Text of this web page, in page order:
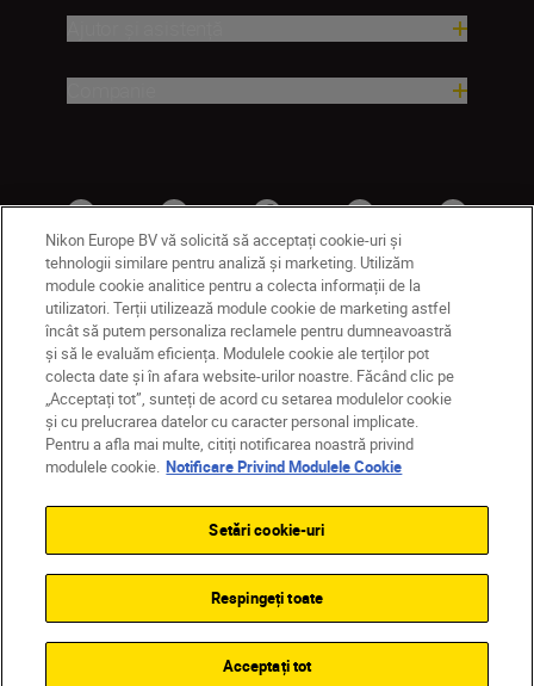
RO Nikon Sites
Contactaţi-ne
Politică de confidențialitate
Termeni de utilizare
Notificare privind modulele cookie
Setări cookie
© 2026 Nikon
Back to top
Nikon Europe BV vă solicită să acceptați cookie-uri și
tehnologii similare pentru analiză și marketing. Utilizăm
module cookie analitice pentru a colecta informații de la
utilizatori. Terții utilizează module cookie de marketing astfel
încât să putem personaliza reclamele pentru dumneavoastră
și să le evaluăm eficiența. Modulele cookie ale terților pot
colecta date și în afara website-urilor noastre. Făcând clic pe
„Acceptați tot”, sunteți de acord cu setarea modulelor cookie
și cu prelucrarea datelor cu caracter personal implicate.
Pentru a afla mai multe, citiți notificarea noastră privind
modulele cookie. Notificare Privind Modulele Cookie
Setări cookie-uri
Respingeți toate
Acceptați tot